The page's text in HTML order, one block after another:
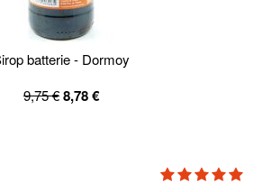
batterie - Dormoy
9,75 €8,78 €